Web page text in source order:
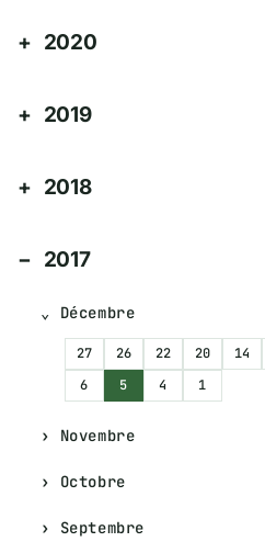
2020
2019
2018
2017
Décembre
27 26 22 20 14
6
5 4 1
Novembre
Octobre
Septembre